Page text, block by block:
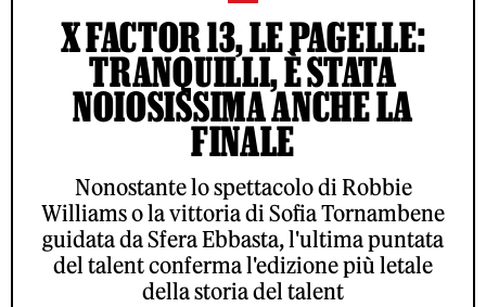
X FACTOR 13, LE PAGELLE:
TRANQUILLI, È STATA
NOIOSISSIMA ANCHE LA
FINALE
Nonostante lo spettacolo di Robbie
Williams o la vittoria di Sofia Tornambene
guidata da Sfera Ebbasta, l'ultima puntata
del talent conferma l'edizione più letale
della storia del talent